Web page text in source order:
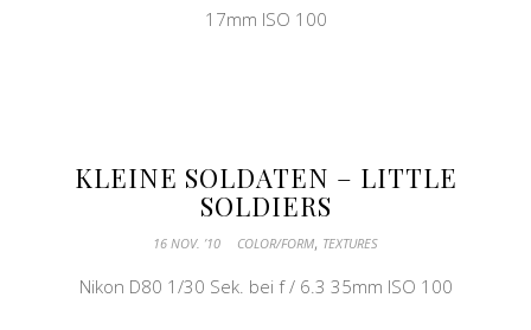
17mm ISO 100
KLEINE SOLDATEN – LITTLE
SOLDIERS
16 NOV. ’10 COLOR/FORM, TEXTURES
Nikon D80 1/30 Sek. bei f / 6.3 35mm ISO 100